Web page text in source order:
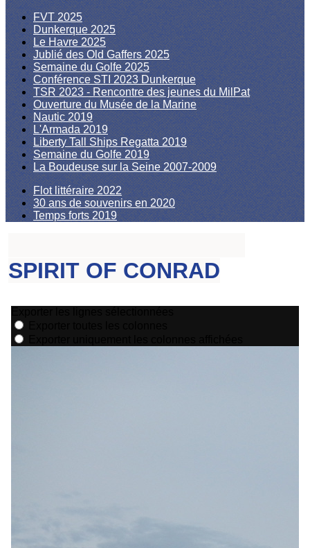
FVT 2025
Dunkerque 2025
Le Havre 2025
Jublié des Old Gaffers 2025
Semaine du Golfe 2025
Conférence STI 2023 Dunkerque
TSR 2023 - Rencontre des jeunes du MilPat
Ouverture du Musée de la Marine
Nautic 2019
L'Armada 2019
Liberty Tall Ships Regatta 2019
Semaine du Golfe 2019
La Boudeuse sur la Seine 2007-2009
Flot littéraire 2022
30 ans de souvenirs en 2020
Temps forts 2019
SPIRIT OF CONRAD